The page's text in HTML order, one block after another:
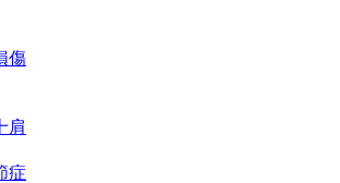
傷
肩
症